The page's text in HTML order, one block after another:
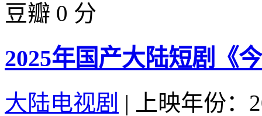
豆瓣 0 分
2025年国产大陆短剧《
大陆电视剧 |
上映年份：